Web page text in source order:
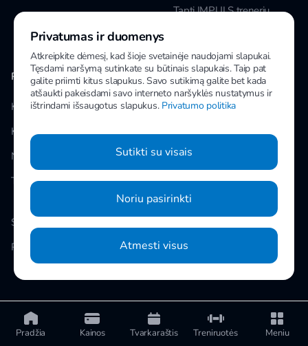
© 2026 UAB „Impuls LTU“ Kareivių g. 14, Vilnius
Tapti IMPULS treneriu
PAPILDOMA INFORMACIJA
Klubai
Kainos
Naujienos
Taisyklės
MANO IMPULS
Facebook
Instagram
Slapukų nustatymai
Privatumo politika
Pradžia Kainos Tvarkaraštis Treniruotės Meniu
Privatumas ir duomenys
Atkreipkite dėmesį, kad šioje svetainėje naudojami slapukai.
Tęsdami naršymą sutinkate su būtinais slapukais. Taip pat
galite priimti kitus slapukus. Savo sutikimą galite bet kada
atšaukti pakeisdami savo interneto naršyklės nustatymus ir
ištrindami išsaugotus slapukus. Privatumo politika
Sutikti su visais
Noriu pasirinkti
Atmesti visus